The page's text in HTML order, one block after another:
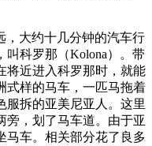
大约十几分钟的汽车行
叫科罗那（Kolona）。带
将近进入科罗那时，就能
式样的马车，一匹马拖着
服拆的亚美尼亚人。这里
旁，划了马车道。由于亚
马车。相关部分花了良多